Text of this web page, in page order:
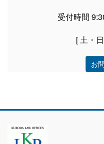
受付時間
[ 土・
お